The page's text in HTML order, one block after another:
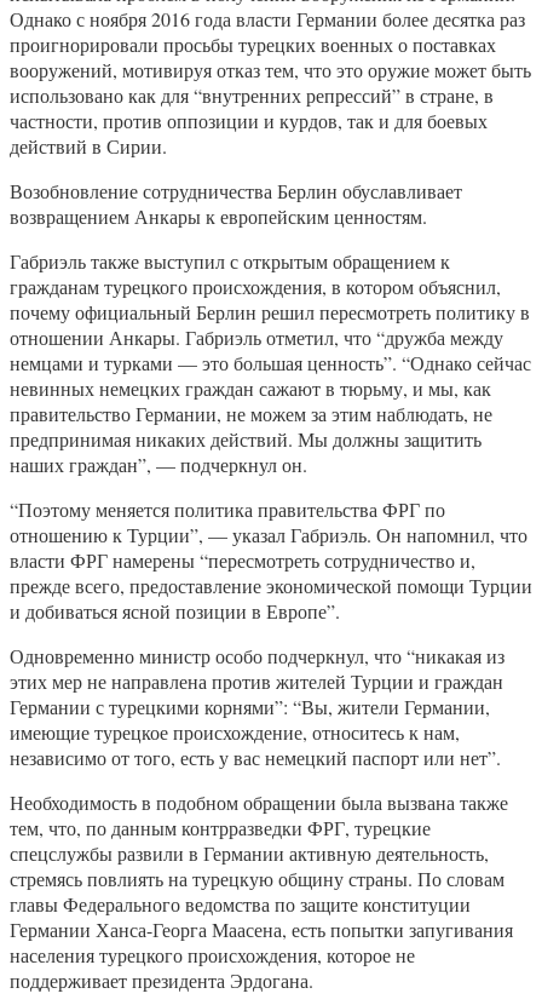
Однако с ноября 2016 года власти Германии более десятка раз
проигнорировали просьбы турецких военных о поставках
вооружений, мотивируя отказ тем, что это оружие может быть
использовано как для “внутренних репрессий” в стране, в
частности​, против оппозиции и курдов, так и для боевых
действий в Сирии.
Возобновление сотрудничества Берлин обуславливает
возвращением Анкары к европейским ценностям.
Габриэль также выступил с открытым обращением к
гражданам турецкого происхождения, в котором объяснил,
почему официальный Берлин решил пересмотреть политику в
отношении Анкары. Габриэль отметил, что “дружба между
немцами и турками — это большая ценность”. “Однако сейчас
невинных немецких граждан сажают в тюрьму, и мы, как
правительство Германии, не можем за этим наблюдать, не
предпринимая никаких действий. Мы должны защитить
наших граждан”, — подчеркнул он.
“Поэтому меняется политика правительства ФРГ по
отношению к Турции”, — указал Габриэль. Он напомнил, что
власти ФРГ намерены “пересмотреть сотрудничество и,
прежде всего, предоставление экономической помощи Турции
и добиваться ясной позиции в Европе”.
Одновременно министр особо подчеркнул, что “никакая из
этих мер не направлена против жителей Турции и граждан
Германии с турецкими корнями”: “Вы, жители Германии,
имеющие турецкое происхождение, относитесь к нам,
независимо от того, есть у вас немецкий паспорт или нет”.
Необходимость в подобном обращении была вызвана также
тем, что, по данным контрразведки ФРГ, турецкие
спецслужбы развили в Германии активную деятельность,
стремясь повлиять на турецкую общину страны. По словам
главы Федерального ведомства по защите конституции
Германии Ханса-Георга Маасена, есть попытки запугивания
населения турецкого происхождения, которое не
поддерживает президента Эрдогана.